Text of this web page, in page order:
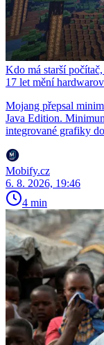
Kdo má starší
17 let mění
Mojang přepsal
Java Edition.
integrované grafiky
Mobify.cz
6. 8. 2026, 19:46
4 min